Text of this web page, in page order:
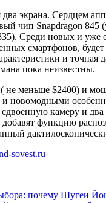
экрана. Сердцем
чип Snapdragon 845
Среди новых и уже
смартфонов, будет
и точная
пока неизвестны.
не меньше $2400) и
и новомодными
сдвоенную камеру и два
функцию
sovest.ru
почему Шугеи